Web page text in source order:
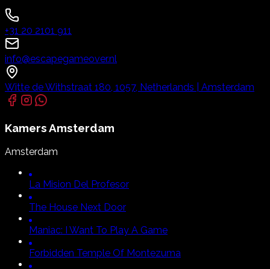
+31 20 2101 911
info@escapegameover.nl
Witte de Withstraat 180, 1057, Netherlands | Amsterdam
KamersAmsterdam
Amsterdam
La Mision Del Profesor
The House Next Door
Maniac: I Want To Play A Game
Forbidden Temple Of Montezuma